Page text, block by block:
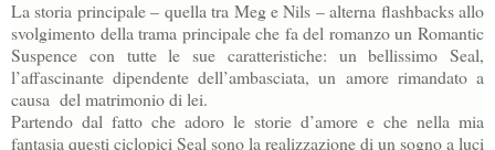
La storia principale – quella tra Meg e Nils – alterna flashbacks allo
svolgimento della trama principale che fa del romanzo un Romantic
Suspence con tutte le sue caratteristiche: un bellissimo Seal,
l’affascinante dipendente dell’ambasciata, un amore rimandato a
causa del matrimonio di lei.
Partendo dal fatto che adoro le storie d’amore e che nella mia
fantasia questi ciclopici Seal sono la realizzazione di un sogno a luci